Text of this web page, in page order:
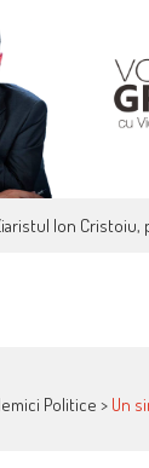
Ion Cristoiu,
Politice > Un